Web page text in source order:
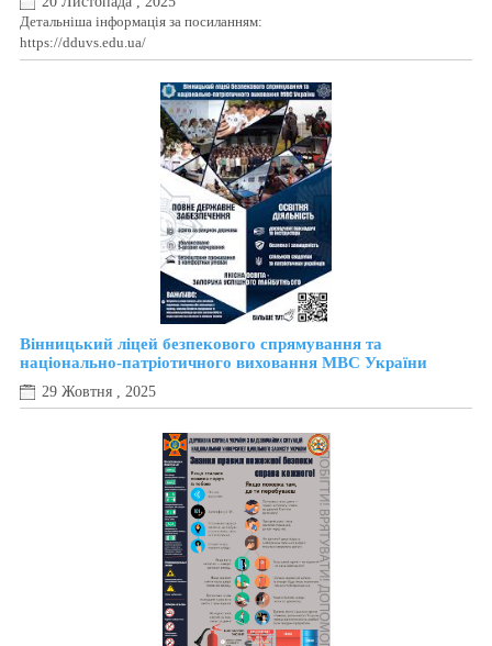
Детальніша інформація за посиланням:
https://dduvs.edu.ua/
Вінницький ліцей безпекового спрямування та
національно-патріотичного виховання МВС України
29 Жовтня , 2025